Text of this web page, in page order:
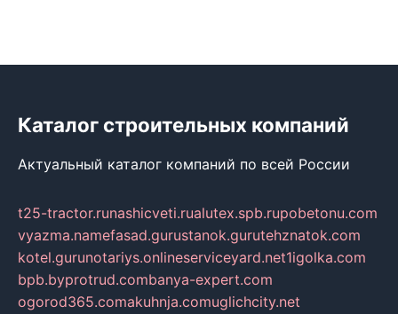
Каталог строительных компаний
Актуальный каталог компаний по всей России
t25-tractor.runashicveti.rualutex.spb.rupobetonu.com
vyazma.namefasad.gurustanok.gurutehznatok.com
kotel.gurunotariys.onlineserviceyard.net1igolka.com
bpb.byprotrud.combanya-expert.com
ogorod365.comakuhnja.comuglichcity.net